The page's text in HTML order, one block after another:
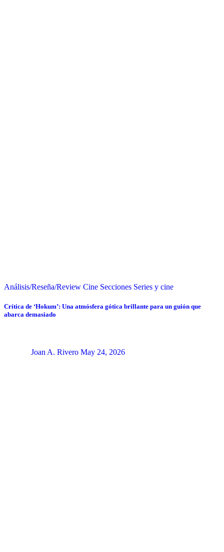
Análisis/Reseña/Review Cine Secciones Series y cine
Crítica de ‘Hokum’: Una atmósfera gótica brillante para un guión que
abarca demasiado
Joan A. Rivero May 24, 2026